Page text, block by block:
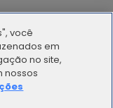
los derechos
você
em
no site,
nossos